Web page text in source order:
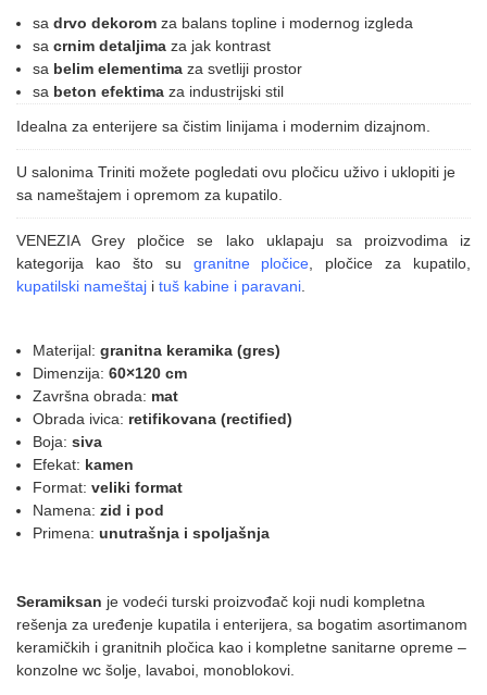
sa drvo dekorom za balans topline i modernog izgleda
sa crnim detaljima za jak kontrast
sa belim elementima za svetliji prostor
sa beton efektima za industrijski stil
Idealna za enterijere sa čistim linijama i modernim dizajnom.
U salonima Triniti možete pogledati ovu pločicu uživo i uklopiti je
sa nameštajem i opremom za kupatilo.
VENEZIA Grey pločice se lako uklapaju sa proizvodima iz
kategorija kao što su granitne pločice, pločice za kupatilo,
kupatilski nameštaj i tuš kabine i paravani.
Materijal: granitna keramika (gres)
Dimenzija: 60×120 cm
Završna obrada: mat
Obrada ivica: retifikovana (rectified)
Boja: siva
Efekat: kamen
Format: veliki format
Namena: zid i pod
Primena: unutrašnja i spoljašnja
Seramiksan je vodeći turski proizvođač koji nudi kompletna
rešenja za uređenje kupatila i enterijera, sa bogatim asortimanom
keramičkih i granitnih pločica kao i kompletne sanitarne opreme –
konzolne wc šolje, lavaboi, monoblokovi.